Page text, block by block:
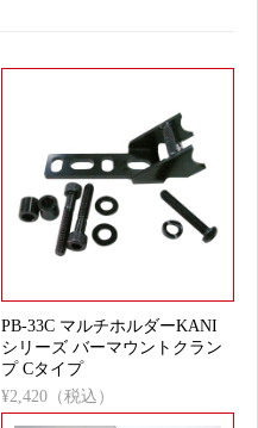
PB-33C マルチホルダーKANI
シリーズ バーマウントクラン
プ Cタイプ
¥2,420（税込）